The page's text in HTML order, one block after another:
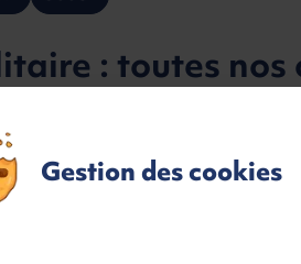
: toutes
Gestion des cookies